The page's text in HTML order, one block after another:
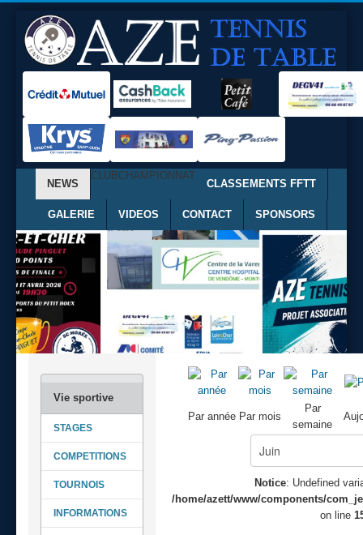
NEWS
CLUBCHAMPIONNAT
CLASSEMENTS FFTT
GALERIE VIDEOS CONTACT SPONSORS
STAGES
COMPETITIONS
TOURNOIS
INFORMATIONS
Par année Par mois
Par
semaine
Notice: Undefined
/home/azett/www/components/
on line